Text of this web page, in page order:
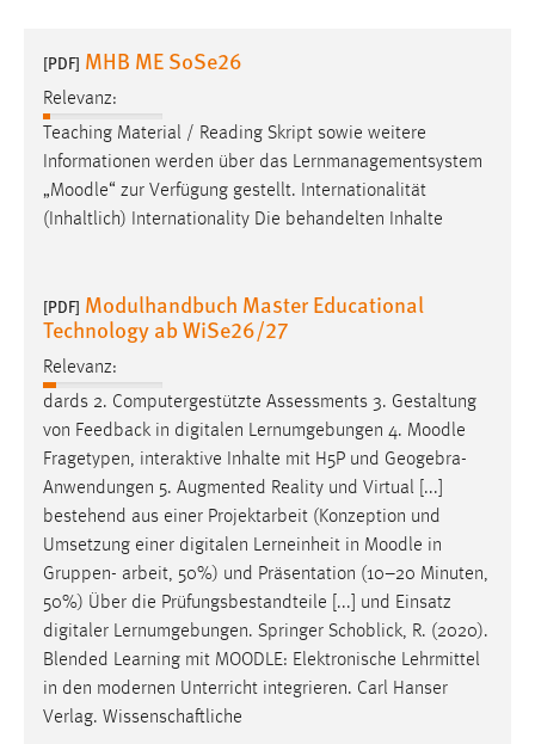
[PDF] MHB ME SoSe26
Relevanz:
Teaching Material / Reading Skript sowie weitere
Informationen werden über das Lernmanagementsystem
„Moodle“ zur Verfügung gestellt. Internationalität
(Inhaltlich) Internationality Die behandelten Inhalte
[PDF] Modulhandbuch Master Educational
Technology ab WiSe26/27
Relevanz:
dards 2. Computergestützte Assessments 3. Gestaltung
von Feedback in digitalen Lernumgebungen 4. Moodle
Fragetypen, interaktive Inhalte mit H5P und Geogebra-
Anwendungen 5. Augmented Reality und Virtual [...]
bestehend aus einer Projektarbeit (Konzeption und
Umsetzung einer digitalen Lerneinheit in Moodle in
Gruppen- arbeit, 50%) und Präsentation (10–20 Minuten,
50%) Über die Prüfungsbestandteile [...] und Einsatz
digitaler Lernumgebungen. Springer Schoblick, R. (2020).
Blended Learning mit MOODLE: Elektronische Lehrmittel
in den modernen Unterricht integrieren. Carl Hanser
Verlag. Wissenschaftliche
Performance
Name:
staticfilecache
Zweck:
Für performante Seitenauslieferung wird in diesem Cookie
gespeichert, ob man eingeloggt ist.
Name:
Zweck:
Das Cookie speichert die gewählte Sprache der Website.
Cookie Laufzeit:
30 Tage
Chat
Name:
MibewSessionID, MIBEW_UserID, mibew_locale, mibew-
chat-frame-style-5e9dbeb1811c0446
Zweck: